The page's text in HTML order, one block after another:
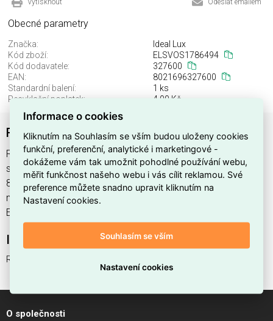
Vytisknout Odeslat emailem
Obecné parametry
Značka:
Ideal Lux
Kód zboží:
ELSVOS1786494
Kód dodavatele:
327600
EAN:
8021696327600
Standardní balení:
1 ks
Recyklační poplatek:
4,00 Kč
RAY PL D40 BK
RAY PL D40 BK najdete v kategoriích Svítidla, Svítidla,
světelné zdroje a LED osvětlení, výrobce Ideal Lux, EAN
8021696327600, kód dodavatele 327600. RAY PL D40 BK
nabízíme od 1 ks. Kód EMAS RAY PL D40 BK je
ELSVOS1786494.
Interní název produktu
RAY PL D40 BK
O společnosti
Informace o cookies
Kliknutím na Souhlasím se vším budou uloženy cookies
funkční, preferenční, analytické i marketingové -
dokážeme vám tak umožnit pohodlné používání webu,
měřit funkčnost našeho webu i vás cílit reklamou. Své
preference můžete snadno upravit kliknutím na
Nastavení cookies.
Souhlasím se vším
Nastavení cookies